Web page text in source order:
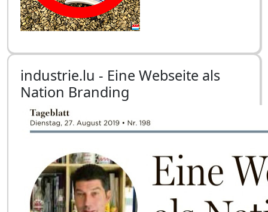
industrie.lu - Eine Webseite als
Nation Branding